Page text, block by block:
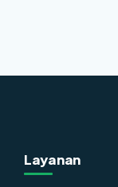
Layanan